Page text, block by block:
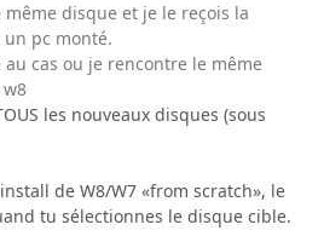
disque et je le reçois la
pc monté.
au cas ou je rencontre le même
les nouveaux disques (sous
de W8/W7 «from scratch», le
tu sélectionnes le disque cible.